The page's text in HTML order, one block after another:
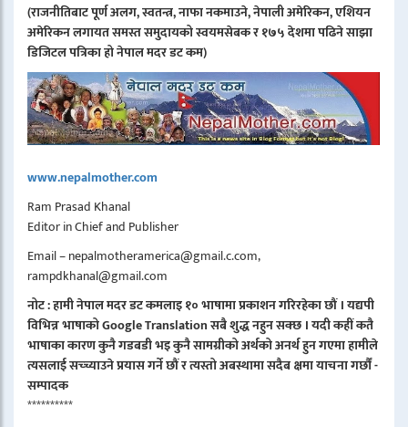
(राजनीतिबाट पूर्ण अलग, स्वतन्त्र, नाफा नकमाउने, नेपाली अमेरिकन, एशियन
अमेरिकन लगायत समस्त समुदायको स्वयमसेबक र १७५ देशमा पढिने साझा
डिजिटल पत्रिका हो नेपाल मदर डट कम)
www.nepalmother.com
Ram Prasad Khanal
Editor in Chief and Publisher
Email – nepalmotheramerica@gmail.c.com,
rampdkhanal@gmail.com
नोट : हामी नेपाल मदर डट कमलाइ १० भाषामा प्रकाशन गरिरहेका छौं । यद्यपी
विभिन्न भाषाको Google Translation सबै शुद्ध नहुन सक्छ । यदी कहीं कतै
भाषाका कारण कुनै गडबडी भइ कुनै सामग्रीको अर्थको अनर्थ हुन गएमा हामीले
त्यसलाई सच्च्याउने प्रयास गर्ने छौं र त्यस्तो अबस्थामा सदैब क्षमा याचना गर्छौं -
सम्पादक
**********